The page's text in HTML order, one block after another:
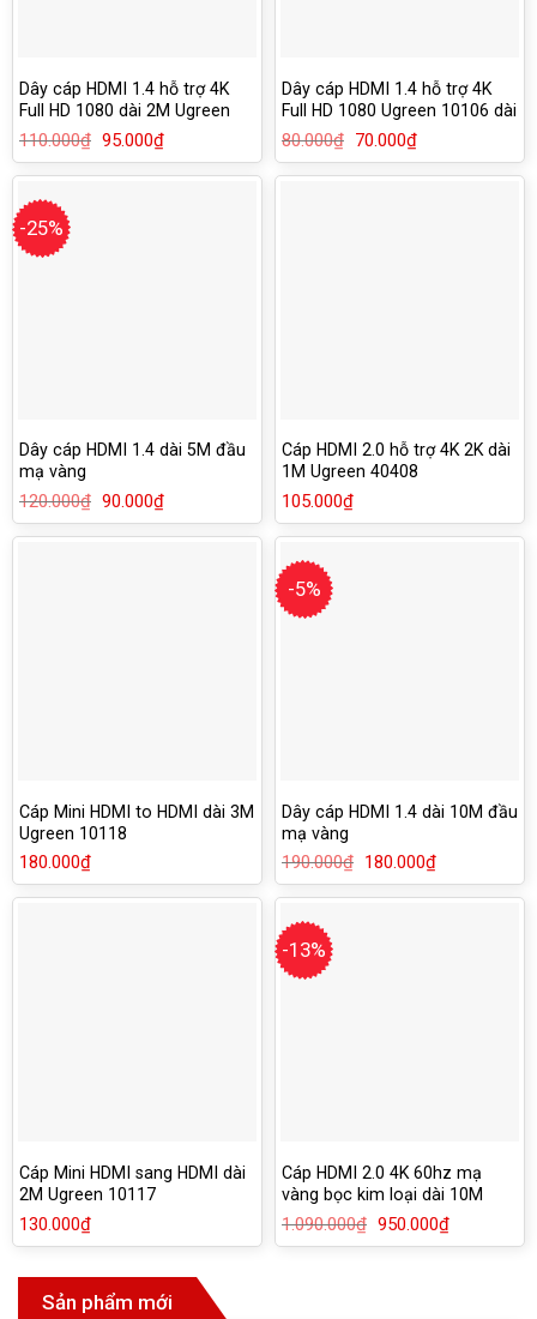
Dây cáp HDMI 1.4 hỗ trợ 4K
Full HD 1080 dài 2M Ugreen
10107
110.000₫ Giá
là:
95.000₫Giá
hiện
tại
Dây cáp HDMI 1.4 hỗ trợ 4K
Full HD 1080 Ugreen 10106 dài
1M
80.000₫
Giá
là:
70.000₫Giá
hiện
tại
-25%
Dây cáp HDMI 1.4 dài 5M đầu
mạ vàng
120.000₫ Giá
là:
90.000₫Giá
hiện
tại
Cáp HDMI 2.0 hỗ trợ 4K 2K dài
1M Ugreen 40408
105.000₫
Cáp Mini HDMI to HDMI dài 3M
Ugreen 10118
180.000₫
-5%
Dây cáp HDMI 1.4 dài 10M đầu
mạ vàng
190.000₫
Giá
là:
180.000₫Giá
hiện
tại
Cáp Mini HDMI sang HDMI dài
2M Ugreen 10117
130.000₫
-13%
Cáp HDMI 2.0 4K 60hz mạ
vàng bọc kim loại dài 10M
Ugreen 50112
1.090.000₫ Giá
950.000₫Giá
hiện
Sản phẩm mới